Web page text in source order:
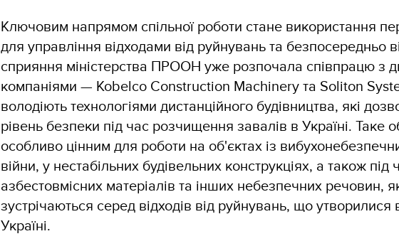
Ключовим напрямом спільної роботи стане використання
для управління відходами від руйнувань та безпосередньо
сприяння міністерства ПРООН уже розпочала співпрацю з
компаніями — Kobelco Construction Machinery та Soliton
володіють технологіями дистанційного будівництва, які
рівень безпеки під час розчищення завалів в Україні. Таке
особливо цінним для роботи на об'єктах із
війни, у нестабільних будівельних конструкціях, а також
азбестовмісних матеріалів та інших небезпечних речовин,
зустрічаються серед відходів від руйнувань, що утворилися
Україні.